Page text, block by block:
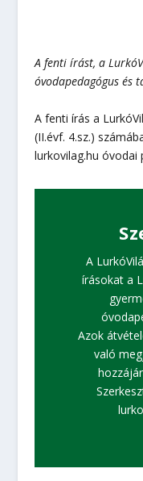
A fenti írást, a
óvodapedagógus és
A fenti írás a
(II.évf. 4.sz.)
lurkovilag.hu óvodai
A
írásokat a
Azok
való